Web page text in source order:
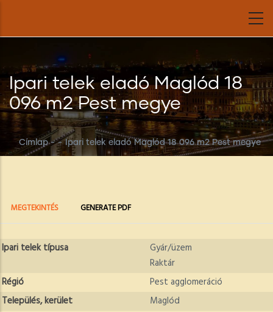
Ipari telek eladó Maglód 18
096 m2 Pest megye
Címlap - - Ipari telek eladó Maglód 18 096 m2 Pest megye
Elsődleges
fülek
MEGTEKINTÉS (AKTÍVGENERATE PDF
Ipari telek típusa
Gyár/üzem
Raktár
Régió
Pest agglomeráció
Település, kerület
Maglód